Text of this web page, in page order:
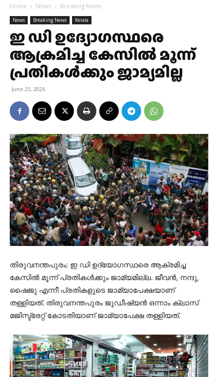
Home News Breaking News
News Breaking News Kerala
ഇ ഡി ഉദ്യോഗസ്ഥരെ
ആക്രമിച്ച കേസിൽ മൂന്ന്
പ്രതികൾക്കും ജാമ്യമില്ല
June 23, 2026
തിരുവനന്തപുരം: ഇ ഡി ഉദ്യോഗസ്ഥരെ ആക്രമിച്ച
കേസിൽ മൂന്ന് പ്രതികൾക്കും ജാമ്യമില്ല. ജീവൻ, നന്ദു,
ഷൈജു എന്നീ പ്രതികളുടെ ജാമ്യാപേക്ഷയാണ്
തള്ളിയത്. തിരുവനന്തപുരം ജുഡീഷ്യൻ ഒന്നാം ക്ലാസ്
മജിസ്ട്രേറ്റ് കോടതിയാണ് ജാമ്യാപേക്ഷ തള്ളിയത്.